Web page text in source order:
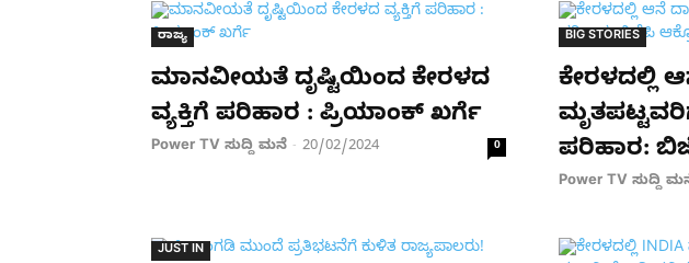
ರಾಜ್ಯ
ಮಾನವೀಯತೆ ದೃಷ್ಟಿಯಿಂದ ಕೇರಳದ
ವ್ಯಕ್ತಿಗೆ ಪರಿಹಾರ : ಪ್ರಿಯಾಂಕ್ ಖರ್ಗೆ
Power TV ಸುದ್ದಿ ಮನೆ - 20/02/2024 0
BIG STORIES
ಕೇರಳದಲ್ಲಿ
ಪರಿಹಾರ:
Power TV ಸುದ್ದಿ
JUST IN